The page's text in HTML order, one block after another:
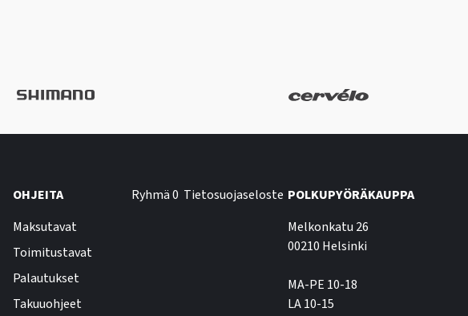
OHJEITA
Maksutavat
Toimitustavat
Palautukset
Takuuohjeet
Ryhmä 0 Tietosuojaseloste POLKUPYÖRÄKAUPPA
Melkonkatu 26
00210 Helsinki
MA-PE 10-18
LA 10-15